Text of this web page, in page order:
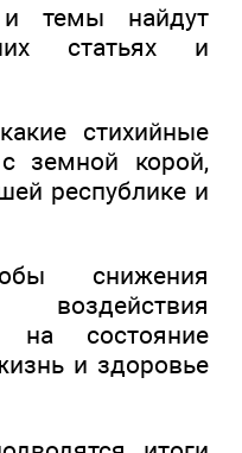
темы найдут
статьях и
стихийные
земной корой,
республике и
снижения
на состояние
и здоровье